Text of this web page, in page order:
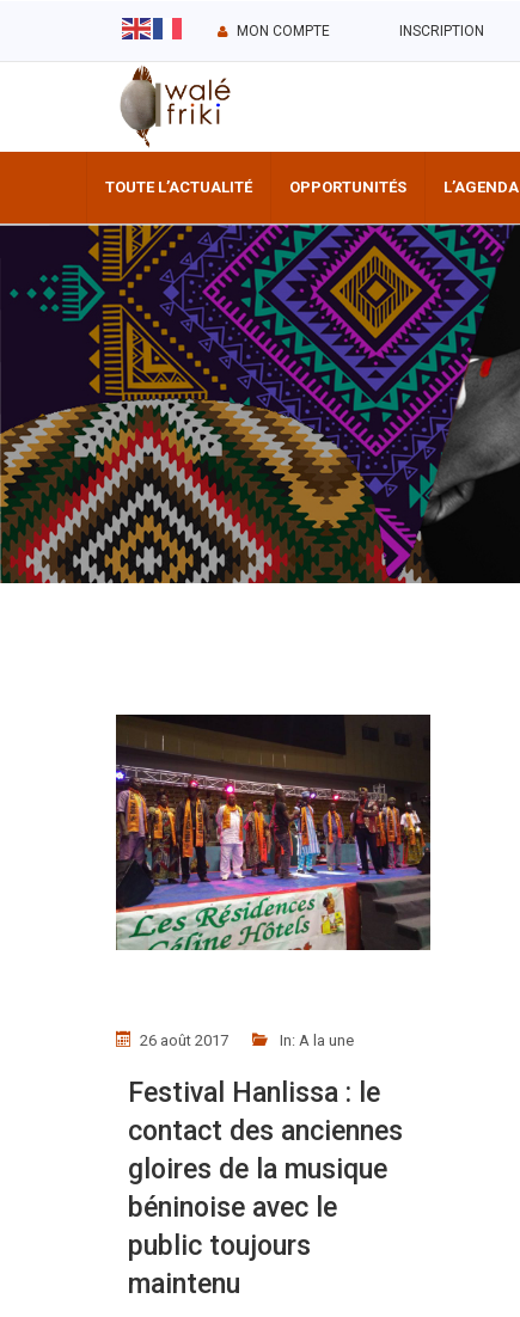
MON COMPTE INSCRIPTION
TOUTE L’ACTUALITÉ OPPORTUNITÉS L’AGENDA
26 août 2017 In: A la une
Festival Hanlissa : le
contact des anciennes
gloires de la musique
béninoise avec le
public toujours
maintenu